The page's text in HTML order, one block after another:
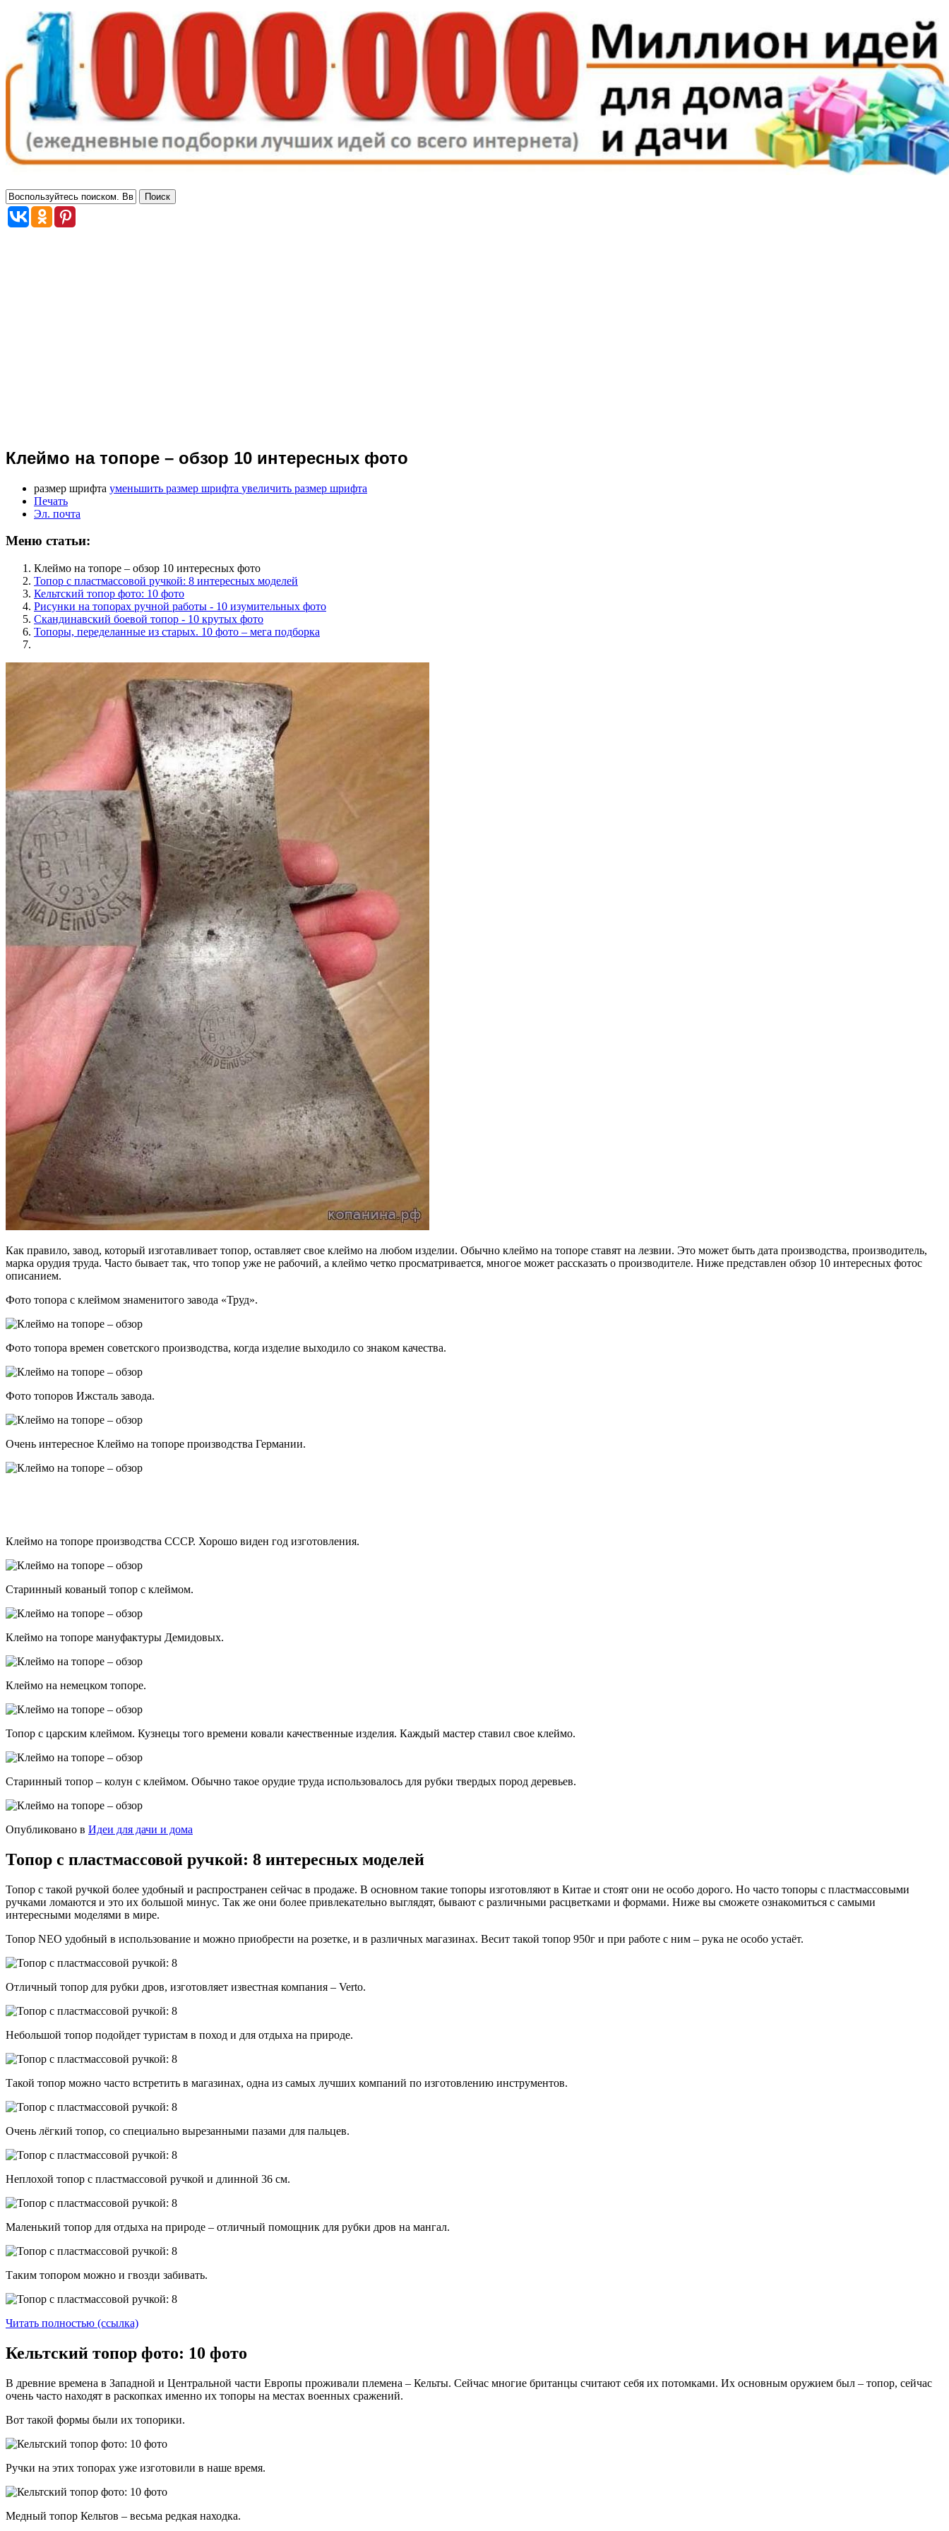
Клеймо на топоре – обзор 10 интересных фото
размер шрифта уменьшить размер шрифта увеличить размер шрифта
Печать
Эл. почта
Меню статьи:
Клеймо на топоре – обзор 10 интересных фото
Топор с пластмассовой ручкой: 8 интересных моделей
Кельтский топор фото: 10 фото
Рисунки на топорах ручной работы - 10 изумительных фото
Скандинавский боевой топор - 10 крутых фото
Топоры, переделанные из старых. 10 фото – мега подборка
Как правило, завод, который изготавливает топор, оставляет свое клеймо на любом изделии. Обычно клеймо на топоре ставят на лезвии. Это может быть дата производства, производитель,
марка орудия труда. Часто бывает так, что топор уже не рабочий, а клеймо четко просматривается, многое может рассказать о производителе. Ниже представлен обзор 10 интересных фотос
описанием.
Фото топора с клеймом знаменитого завода «Труд».
Фото топора времен советского производства, когда изделие выходило со знаком качества.
Фото топоров Ижсталь завода.
Очень интересное Клеймо на топоре производства Германии.
Клеймо на топоре производства СССР. Хорошо виден год изготовления.
Старинный кованый топор с клеймом.
Клеймо на топоре мануфактуры Демидовых.
Клеймо на немецком топоре.
Топор с царским клеймом. Кузнецы того времени ковали качественные изделия. Каждый мастер ставил свое клеймо.
Старинный топор – колун с клеймом. Обычно такое орудие труда использовалось для рубки твердых пород деревьев.
Опубликовано в Идеи для дачи и дома
Топор с пластмассовой ручкой: 8 интересных моделей
Топор с такой ручкой более удобный и распространен сейчас в продаже. В основном такие топоры изготовляют в Китае и стоят они не особо дорого. Но часто топоры с пластмассовыми
ручками ломаются и это их большой минус. Так же они более привлекательно выглядят, бывают с различными расцветками и формами. Ниже вы сможете ознакомиться с самыми
интересными моделями в мире.
Топор NEO удобный в использование и можно приобрести на розетке, и в различных магазинах. Весит такой топор 950г и при работе с ним – рука не особо устаёт.
Отличный топор для рубки дров, изготовляет известная компания – Verto.
Небольшой топор подойдет туристам в поход и для отдыха на природе.
Такой топор можно часто встретить в магазинах, одна из самых лучших компаний по изготовлению инструментов.
Очень лёгкий топор, со специально вырезанными пазами для пальцев.
Неплохой топор с пластмассовой ручкой и длинной 36 см.
Маленький топор для отдыха на природе – отличный помощник для рубки дров на мангал.
Таким топором можно и гвозди забивать.
Читать полностью (ссылка)
Кельтский топор фото: 10 фото
В древние времена в Западной и Центральной части Европы проживали племена – Кельты. Сейчас многие британцы считают себя их потомками. Их основным оружием был – топор, сейчас
очень часто находят в раскопках именно их топоры на местах военных сражений.
Вот такой формы были их топорики.
Ручки на этих топорах уже изготовили в наше время.
Медный топор Кельтов – весьма редкая находка.